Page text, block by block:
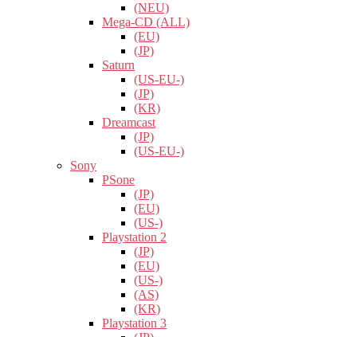
(NEU)
Mega-CD (ALL)
(EU)
(JP)
Saturn
(US-EU-)
(JP)
(KR)
Dreamcast
(JP)
(US-EU-)
Sony
PSone
(JP)
(EU)
(US-)
Playstation 2
(JP)
(EU)
(US-)
(AS)
(KR)
Playstation 3